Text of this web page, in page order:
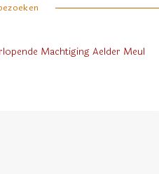
Machtiging Aelder Meul